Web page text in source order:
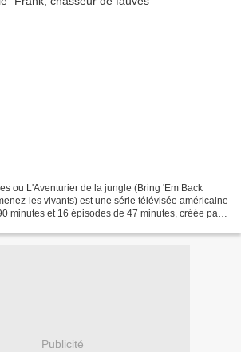
ou L'Aventurier de la jungle (Bring 'Em Back
les vivants) est une série télévisée américaine
minutes et 16 épisodes de 47 minutes, créée par
Publicité